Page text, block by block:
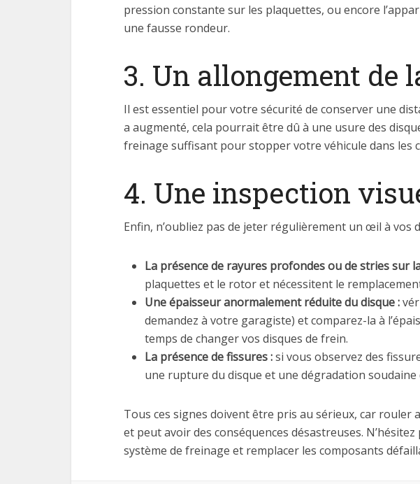
pression constante sur les plaquettes, ou encore
une fausse rondeur.
3. Un allongement de
Il est essentiel pour votre sécurité de conserver une
a augmenté, cela pourrait être dû à une usure des
freinage suffisant pour stopper votre véhicule dans les
4. Une inspection
Enfin, n’oubliez pas de jeter régulièrement un œil à vos
La présence de rayures profondes ou de stries sur
plaquettes et le rotor et nécessitent le
Une épaisseur anormalement réduite du disque :
demandez à votre garagiste) et comparez-la à
temps de changer vos disques de frein.
La présence de fissures :si vous observez des
une rupture du disque et une dégradation soudaine
Tous ces signes doivent être pris au sérieux, car rouler
et peut avoir des conséquences désastreuses.
système de freinage et remplacer les composants